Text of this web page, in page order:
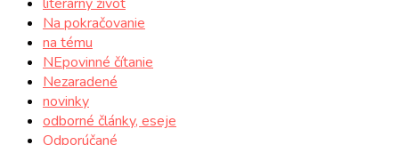
Na pokračovanie
na tému
NEpovinné čítanie
Nezaradené
novinky
odborné články, eseje
Odporúčané